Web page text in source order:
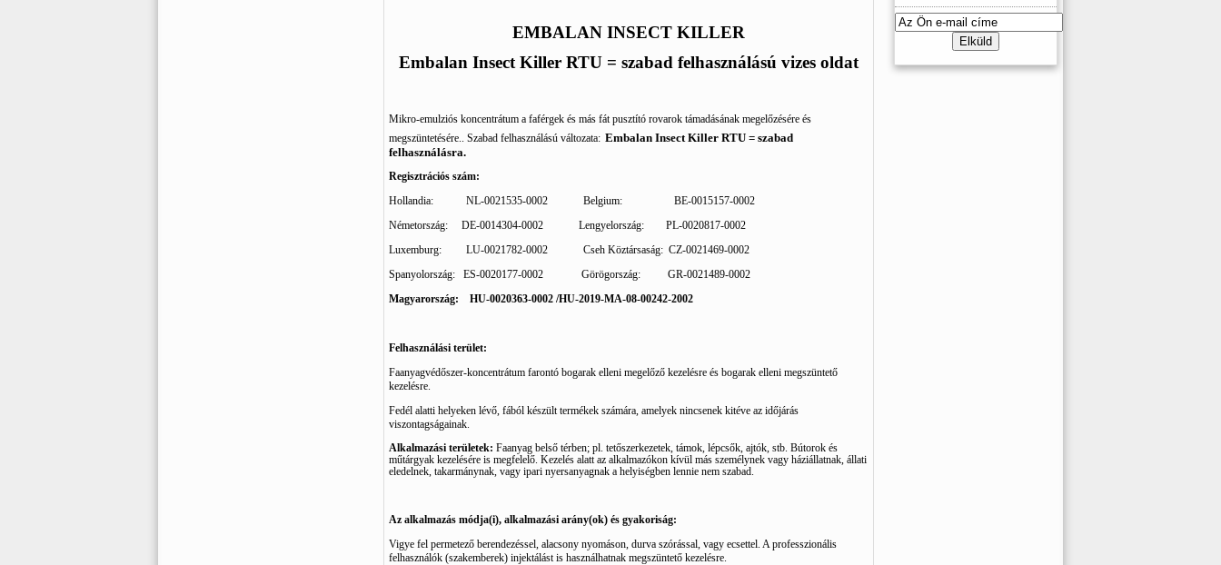
EMBALAN INSECT KILLER
Embalan Insect Killer RTU = szabad felhasználású vizes oldat
Mikro-emulziós koncentrátum a faférgek és más fát pusztító rovarok támadásának megelőzésére és
megszüntetésére.. Szabad felhasználású változata: Embalan Insect Killer RTU = szabad
felhasználásra.
Regisztrációs szám:
Hollandia:
NL-0021535-0002 Belgium:
BE-0015157-0002
Németország:
DE-0014304-0002 Lengyelország:
PL-0020817-0002
Luxemburg:
LU-0021782-0002 Cseh Köztársaság: CZ-0021469-0002
Spanyolország:
ES-0020177-0002 Görögország:
GR-0021489-0002
Magyarország:
HU-0020363-0002 /HU-2019-MA-08-00242-2002
Felhasználási terület:
Faanyagvédőszer-koncentrátum farontó bogarak elleni megelőző kezelésre és bogarak elleni megszüntető
kezelésre.
Fedél alatti helyeken lévő, fából készült termékek számára, amelyek nincsenek kitéve az időjárás
viszontagságainak.
Alkalmazási területek: Faanyag belső térben; pl. tetőszerkezetek, támok, lépcsők, ajtók, stb. Bútorok és
műtárgyak kezelésére is megfelelő. Kezelés alatt az alkalmazókon kívül más személynek vagy háziállatnak, állati
eledelnek, takarmánynak, vagy ipari nyersanyagnak a helyiségben lennie nem szabad.
Az alkalmazás módja(i), alkalmazási arány(ok) és gyakoriság:
Vigye fel permetező berendezéssel, alacsony nyomáson, durva szórással, vagy ecsettel. A professzionális
felhasználók (szakemberek) injektálást is használhatnak megszüntető kezelésre.